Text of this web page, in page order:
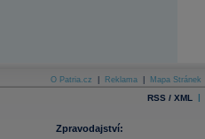
O Patria.cz Reklama Mapa Stránek
RSS / XML |
Zpravodajství: